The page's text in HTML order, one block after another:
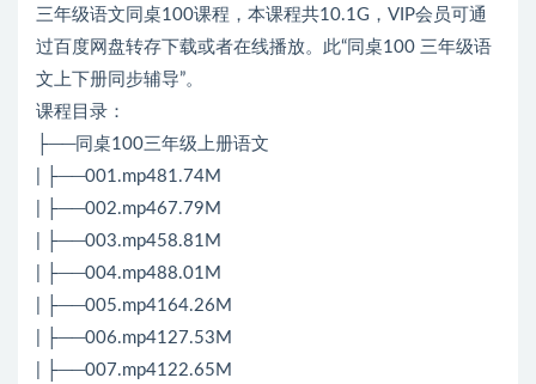
三年级语文同桌100课程，本课程共10.1G，VIP会员可通
过百度网盘转存下载或者在线播放。此“同桌100 三年级语
文上下册同步辅导”。
课程目录：
├──同桌100三年级上册语文
| ├──001.mp481.74M
| ├──002.mp467.79M
| ├──003.mp458.81M
| ├──004.mp488.01M
| ├──005.mp4164.26M
| ├──006.mp4127.53M
| ├──007.mp4122.65M